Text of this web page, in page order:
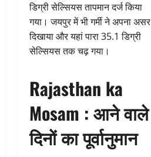
डिग्री सेल्सियस तापमान दर्ज किया
गया। जयपुर में भी गर्मी ने अपना असर
दिखाया और यहां पारा 35.1 डिग्री
सेल्सियस तक चढ़ गया।
Rajasthan ka
Mosam : आने वाले
दिनों का पूर्वानुमान